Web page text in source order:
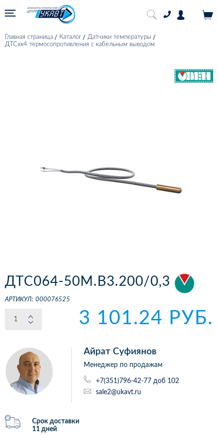
Главная страница Каталог
Датчики температуры
ДТСхх4 термосопротивления с кабельным выводом
ДТС064-50М.В3.200/0,3
АРТИКУЛ: 000076525
3 101.24 РУБ.
Айрат Суфиянов
Менеджер по продажам
+7(351)796-42-77 доб 102
sale2@ukavt.ru
Срок доставки
11 дней